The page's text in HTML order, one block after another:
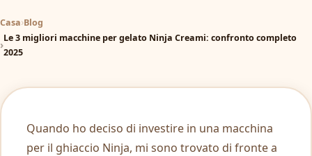
Casa Blog
Le 3 migliori macchine per gelato Ninja Creami: confronto completo
2025
Quando ho deciso di investire in una macchina
per il ghiaccio Ninja, mi sono trovato di fronte a